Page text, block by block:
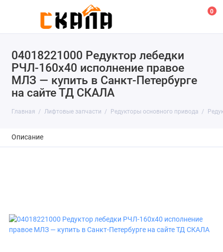
0
04018221000 Редуктор лебедки
РЧЛ-160х40 исполнение правое
МЛЗ — купить в Санкт-Петербурге
на сайте ТД СКАЛА
Главная Лифтовые запчасти Редукторы основного привода
Описание